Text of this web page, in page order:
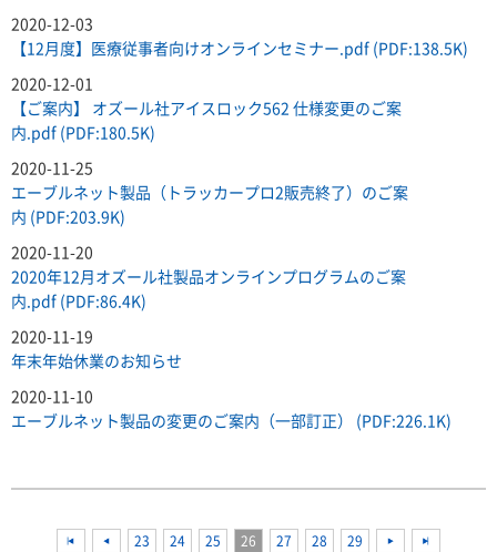
2020-12-03
【12月度】医療従事者向けオンラインセミナー.pdf (PDF:138.5K)
2020-12-01
【ご案内】 オズール社アイスロック562 仕様変更のご案
内.pdf (PDF:180.5K)
2020-11-25
エーブルネット製品（トラッカープロ2販売終了）のご案
内 (PDF:203.9K)
2020-11-20
2020年12月オズール社製品オンラインプログラムのご案
内.pdf (PDF:86.4K)
2020-11-19
年末年始休業のお知らせ
2020-11-10
エーブルネット製品の変更のご案内（一部訂正） (PDF:226.1K)
<<23 24 25 26 27 28 29